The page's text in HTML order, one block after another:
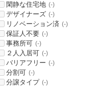
閑静な住宅地 (-)
デザイナーズ (-)
リノベーション済 (-)
保証人不要 (-)
事務所可 (-)
２人入居可 (-)
バリアフリー (-)
分割可 (-)
分譲タイプ (-)